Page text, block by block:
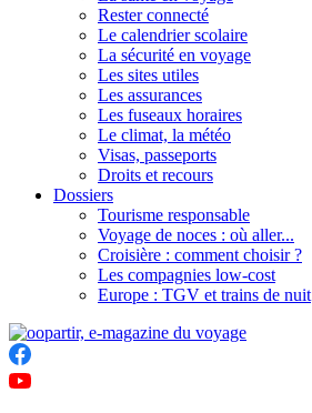
Rester connecté
Le calendrier scolaire
La sécurité en voyage
Les sites utiles
Les assurances
Les fuseaux horaires
Le climat, la météo
Visas, passeports
Droits et recours
Dossiers
Tourisme responsable
Voyage de noces : où aller...
Croisière : comment choisir ?
Les compagnies low-cost
Europe : TGV et trains de nuit